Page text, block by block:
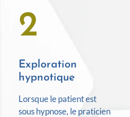
2
Exploration
hypnotique
Lorsque le patient est
sous hypnose, le praticien